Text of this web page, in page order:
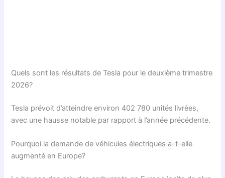
Quels sont les résultats de Tesla pour le deuxième trimestre
2026?
Tesla prévoit d’atteindre environ 402 780 unités livrées,
avec une hausse notable par rapport à l’année précédente.
Pourquoi la demande de véhicules électriques a-t-elle
augmenté en Europe?